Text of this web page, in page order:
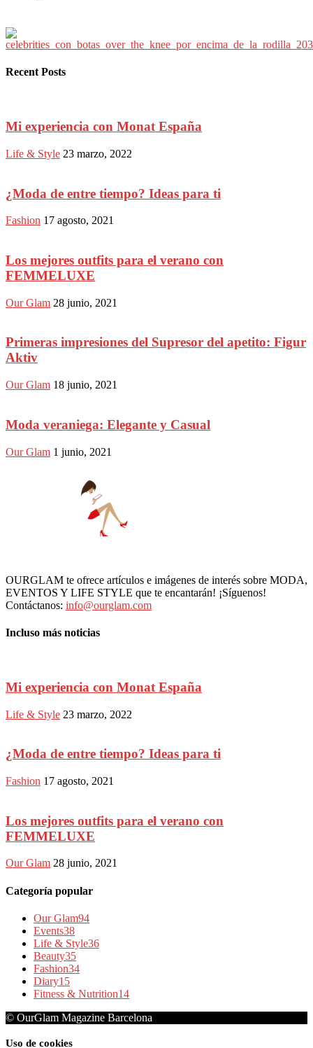
Recent Posts
Mi experiencia con Monat España
Life & Style 23 marzo, 2022
¿Moda de entre tiempo? Ideas para ti
Fashion 17 agosto, 2021
Los mejores outfits para el verano con
FEMMELUXE
Our Glam 28 junio, 2021
Primeras impresiones del Supresor del apetito: Figur
Aktiv
Our Glam 18 junio, 2021
Moda veraniega: Elegante y Casual
Our Glam 1 junio, 2021
OURGLAM te ofrece artículos e imágenes de interés sobre MODA,
EVENTOS Y LIFE STYLE que te encantarán! ¡Síguenos!
Contáctanos: info@ourglam.com
Incluso más noticias
Mi experiencia con Monat España
Life & Style 23 marzo, 2022
¿Moda de entre tiempo? Ideas para ti
Fashion 17 agosto, 2021
Los mejores outfits para el verano con
FEMMELUXE
Our Glam 28 junio, 2021
Categoría popular
Our Glam94
Events38
Life & Style36
Beauty35
Fashion34
Diary15
Fitness & Nutrition14
© OurGlam Magazine Barcelona
Uso de cookies